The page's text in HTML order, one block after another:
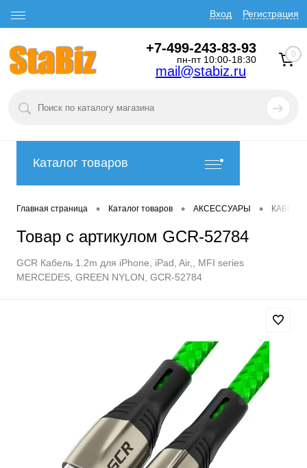
Вход Регистрация
+7-499-243-83-93
пн-пт 10:00-18:30
mail@stabiz.ru
0
Каталог товаров
Главная страница • Каталог товаров • АКСЕССУАРЫ •
Товар с артикулом GCR-52784
GCR Кабель 1.2m для iPhone, iPad, Air,, MFI series
MERCEDES, GREEN NYLON, GCR-52784